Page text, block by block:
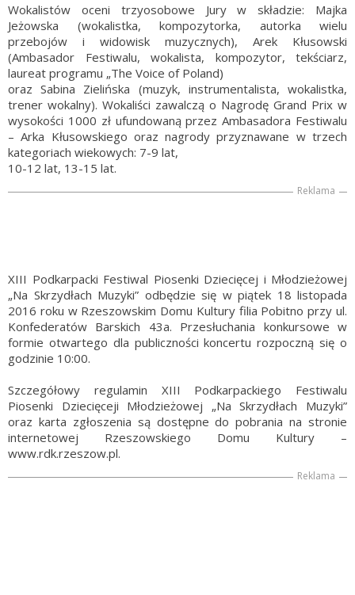
Wokalistów oceni trzyosobowe Jury w składzie: Majka
Jeżowska (wokalistka, kompozytorka, autorka wielu
przebojów i widowisk muzycznych), Arek Kłusowski
(Ambasador Festiwalu, wokalista, kompozytor, tekściarz,
laureat programu „The Voice of Poland)
oraz Sabina Zielińska (muzyk, instrumentalista, wokalistka,
trener wokalny). Wokaliści zawalczą o Nagrodę Grand Prix w
wysokości 1000 zł ufundowaną przez Ambasadora Festiwalu
– Arka Kłusowskiego oraz nagrody przyznawane w trzech
kategoriach wiekowych: 7-9 lat,
10-12 lat, 13-15 lat.
Reklama
XIII Podkarpacki Festiwal Piosenki Dziecięcej i Młodzieżowej
„Na Skrzydłach Muzyki” odbędzie się w piątek 18 listopada
2016 roku w Rzeszowskim Domu Kultury filia Pobitno przy ul.
Konfederatów Barskich 43a. Przesłuchania konkursowe w
formie otwartego dla publiczności koncertu rozpoczną się o
godzinie 10:00.
Szczegółowy regulamin XIII Podkarpackiego Festiwalu
Piosenki Dziecięceji Młodzieżowej „Na Skrzydłach Muzyki”
oraz karta zgłoszenia są dostępne do pobrania na stronie
internetowej Rzeszowskiego Domu Kultury –
www.rdk.rzeszow.pl.
Reklama